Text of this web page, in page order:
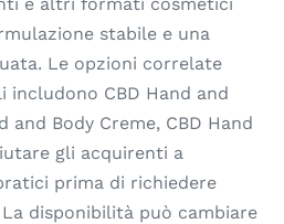
stabile e una
Le opzioni correlate
CBD Hand and
and Body Creme, CBD Hand
gli acquirenti a
prima di richiedere
disponibilità può cambiare